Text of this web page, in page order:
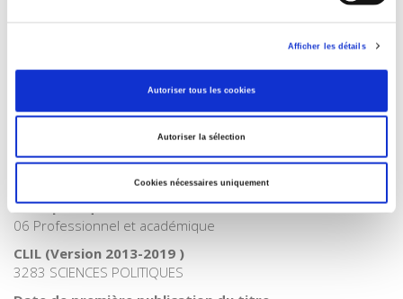
Afficher les détails
Autoriser tous les cookies
Autoriser la sélection
Cookies nécessaires uniquement
Catégorie (éditeur)
Catégorie (éditeur)
Société
Catégorie (éditeur)
Sociologie
BISAC Subject Heading
POL000000 POLITICAL SCIENCE
Code publique Onix
06 Professionnel et académique
CLIL (Version 2013-2019 )
3283 SCIENCES POLITIQUES